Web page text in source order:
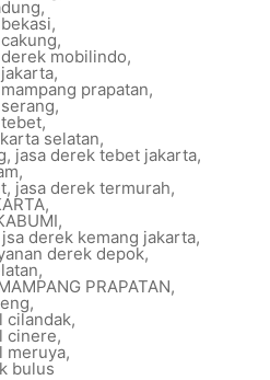
,
,
,
mobilindo,
,
prapatan,
,
,
selatan,
, jasa derek tebet jakarta,
,
, jasa derek termurah,
,
,
jsa derek kemang jakarta,
derek depok,
,
PRAPATAN,
,
cilandak,
cinere,
meruya,
bulus